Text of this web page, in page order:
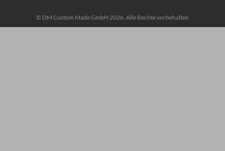
© DM Custom Made GmbH 2026. Alle Rechte vorbehalten